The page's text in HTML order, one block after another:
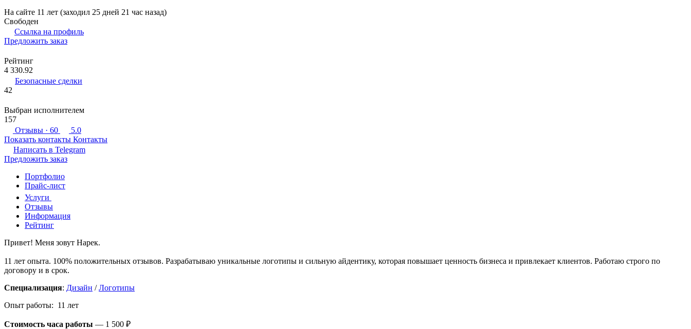
На сайте 11 лет (заходил 25 дней 21 час назад)
Свободен
Ссылка на профиль
Предложить заказ
Рейтинг
4 330.92
Безопасные сделки
42
Выбран исполнителем
157
Отзывы · 60
5.0
Показать контакты Контакты
Написать в Telegram
Предложить заказ
Портфолио
Прайс-лист
Услуги
Отзывы
Информация
Рейтинг
Привет! Меня зовут Нарек.
11 лет опыта. 100% положительных отзывов. Разрабатываю уникальные логотипы и сильную айдентику, которая повышает ценность бизнеса и привлекает клиентов. Работаю строго по
договору и в срок.
Специализация: Дизайн /Логотипы
Опыт работы: 11 лет
Стоимость часа работы — 1 500 ₽